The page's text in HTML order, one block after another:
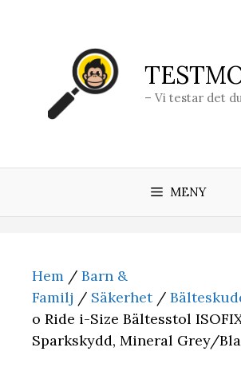
– Vi testar det
MENY
Hem / Barn &
Familj / Säkerhet/
o Ride i-Size Bältesstol
Sparkskydd, Mineral Grey/